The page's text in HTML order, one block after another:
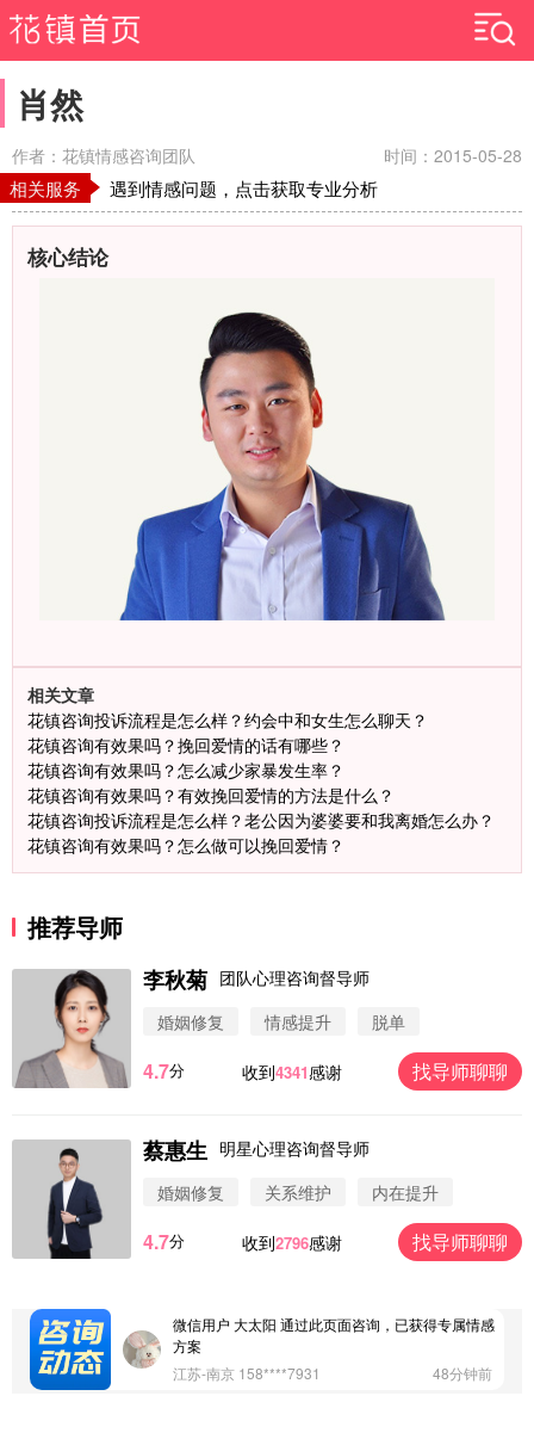
肖然
作者：花镇情感咨询团队 时间：2015-05-28
相关服务 遇到情感问题，点击获取专业分析
核心结论
相关文章
花镇咨询投诉流程是怎么样？约会中和女生怎么聊天？
花镇咨询有效果吗？挽回爱情的话有哪些？
花镇咨询有效果吗？怎么减少家暴发生率？
花镇咨询有效果吗？有效挽回爱情的方法是什么？
花镇咨询投诉流程是怎么样？老公因为婆婆要和我离婚怎么办？
花镇咨询有效果吗？怎么做可以挽回爱情？
推荐导师
李秋菊 团队心理咨询督导师
婚姻修复
情感提升 脱单
4.7分 收到4341感谢 找导师聊聊
蔡惠生 明星心理咨询督导师
婚姻修复
关系维护 内在提升
4.7分 收到2796感谢 找导师聊聊
微信用户 圆圈 通过此页面咨询，已获得专属情感方
案
微信用户 Vnno 通过此页面咨询，已获得专属情感方
微信用户 大太阳 通过此页面咨询，已获得专属情感
方案
江苏-南京 158****7931
48分钟前